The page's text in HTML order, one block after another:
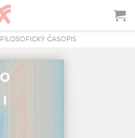
FILOSOFICKÝ ČASOPIS